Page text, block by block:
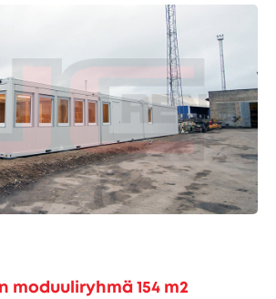
moduuliryhmä 154 m2